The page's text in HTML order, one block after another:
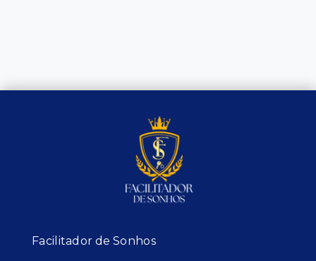
Facilitador de Sonhos